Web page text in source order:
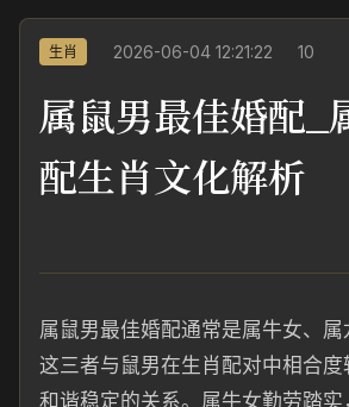
生肖 2026-06-04 12:21:22 10
属鼠男最佳婚配_
配生肖文化解析
属鼠男最佳婚配通常是属牛女、属
这三者与鼠男在生肖配对中相合
和谐稳定的关系。属牛女勤劳踏实